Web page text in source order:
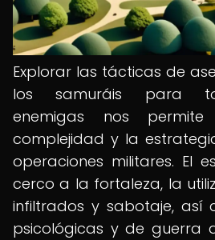
Explorar las tácticas de
los samuráis para
enemigas nos
complejidad y la
operaciones militares. El
cerco a la fortaleza, la
infiltrados y sabotaje, así
psicológicas y de guerra